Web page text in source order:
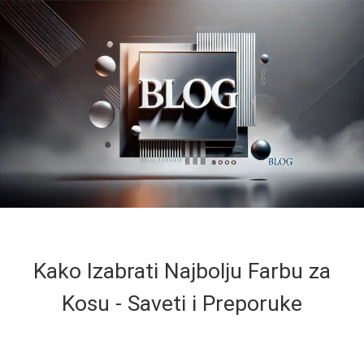
Kako Izabrati Najbolju Farbu za
Kosu - Saveti i Preporuke